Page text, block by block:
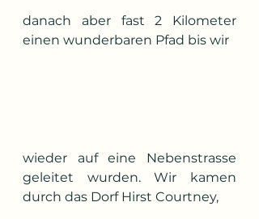
danach aber fast 2 Kilometer
einen wunderbaren Pfad bis wir
wieder auf eine Nebenstrasse
geleitet wurden. Wir kamen
durch das Dorf Hirst Courtney,